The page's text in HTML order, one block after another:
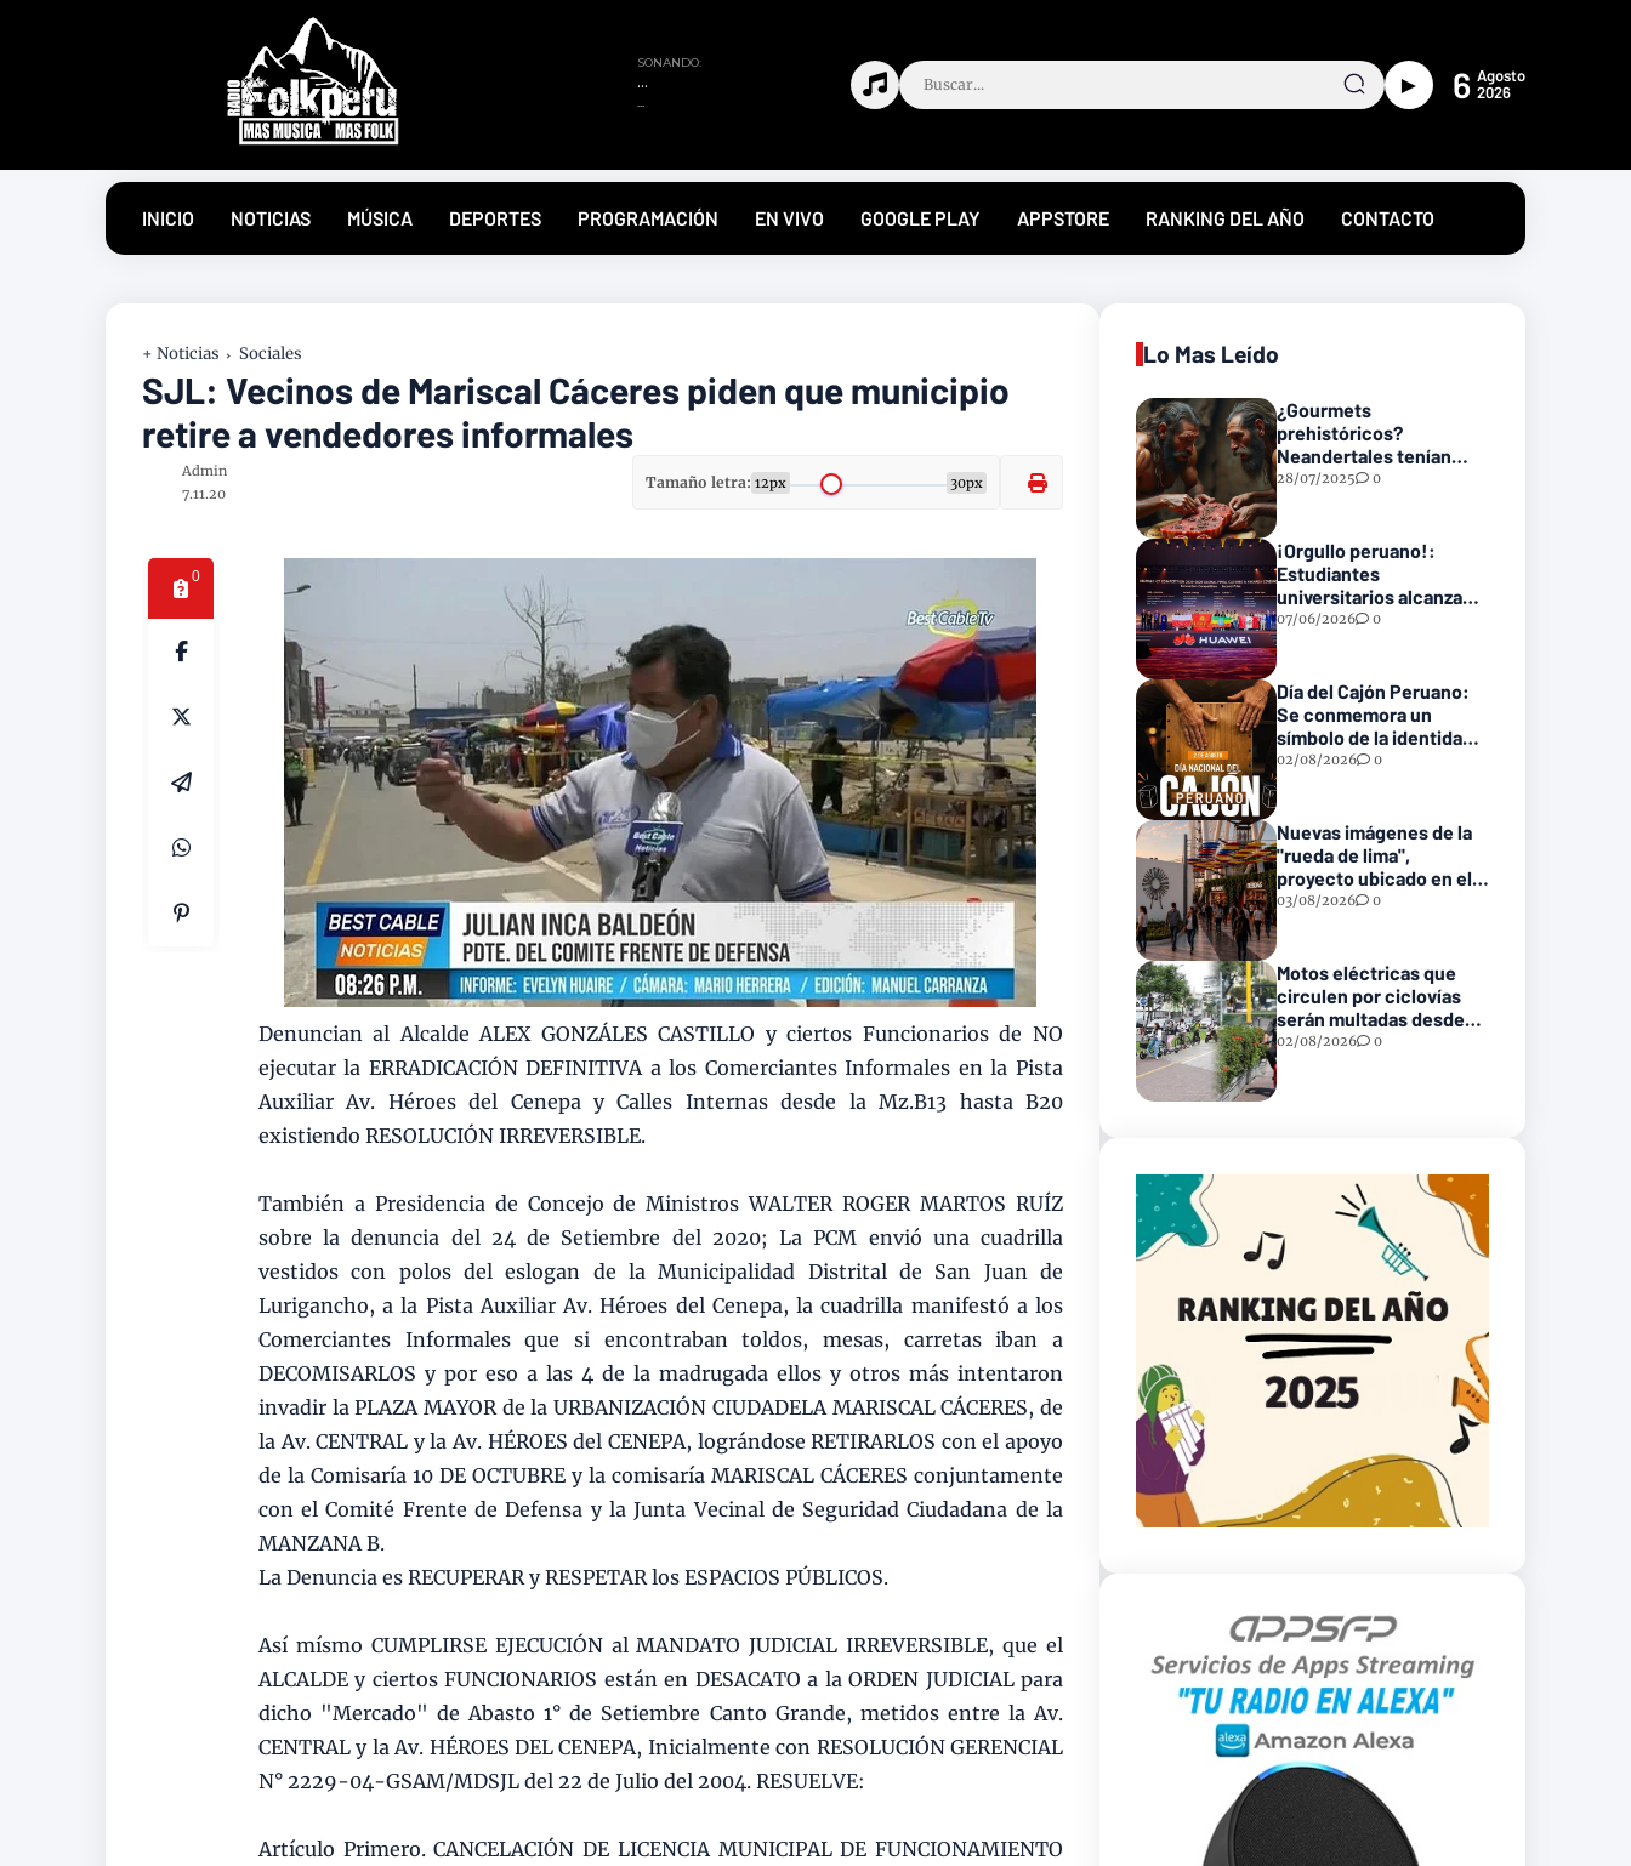
► 6 Agosto
2026
INICIO NOTICIAS MÚSICA DEPORTES PROGRAMACIÓN EN VIVO GOOGLE PLAY APPSTORE RANKING DEL AÑO CONTACTO
+ Noticias Sociales
SJL: Vecinos de Mariscal Cáceres piden que municipio
retire a vendedores informales
Admin
7.11.20
Tamaño letra: 12px 30px
0
Denuncian al Alcalde ALEX GONZÁLES CASTILLO y ciertos Funcionarios de NO
ejecutar la ERRADICACIÓN DEFINITIVA a los Comerciantes Informales en la Pista
Auxiliar Av. Héroes del Cenepa y Calles Internas desde la Mz.B13 hasta B20
existiendo RESOLUCIÓN IRREVERSIBLE.
También a Presidencia de Concejo de Ministros WALTER ROGER MARTOS RUÍZ
sobre la denuncia del 24 de Setiembre del 2020; La PCM envió una cuadrilla
vestidos con polos del eslogan de la Municipalidad Distrital de San Juan de
Lurigancho, a la Pista Auxiliar Av. Héroes del Cenepa, la cuadrilla manifestó a los
Comerciantes Informales que si encontraban toldos, mesas, carretas iban a
DECOMISARLOS y por eso a las 4 de la madrugada ellos y otros más intentaron
invadir la PLAZA MAYOR de la URBANIZACIÓN CIUDADELA MARISCAL CÁCERES, de
la Av. CENTRAL y la Av. HÉROES del CENEPA, lográndose RETIRARLOS con el apoyo
de la Comisaría 10 DE OCTUBRE y la comisaría MARISCAL CÁCERES conjuntamente
con el Comité Frente de Defensa y la Junta Vecinal de Seguridad Ciudadana de la
MANZANA B.
La Denuncia es RECUPERAR y RESPETAR los ESPACIOS PÚBLICOS.
Así mísmo CUMPLIRSE EJECUCIÓN al MANDATO JUDICIAL IRREVERSIBLE, que el
ALCALDE y ciertos FUNCIONARIOS están en DESACATO a la ORDEN JUDICIAL para
dicho "Mercado" de Abasto 1° de Setiembre Canto Grande, metidos entre la Av.
CENTRAL y la Av. HÉROES DEL CENEPA, Inicialmente con RESOLUCIÓN GERENCIAL
N° 2229-04-GSAM/MDSJL del 22 de Julio del 2004. RESUELVE:
Artículo Primero. CANCELACIÓN DE LICENCIA MUNICIPAL DE FUNCIONAMIENTO
Lo Mas Leído
¿Gourmets
prehistóricos?
Neandertales tenían
recetas heredadas… y
28/07/2025 0
¡Orgullo peruano!:
Estudiantes
universitarios alcanzan
el podio en la final
07/06/2026 0
Día del Cajón Peruano:
Se conmemora un
símbolo de la identidad
musical nacional
02/08/2026 0
Nuevas imágenes de la
"rueda de lima",
proyecto ubicado en el
parque de la reserva
03/08/2026 0
Motos eléctricas que
circulen por ciclovías
serán multadas desde
S/ 550 a partir de este 2
02/08/2026 0